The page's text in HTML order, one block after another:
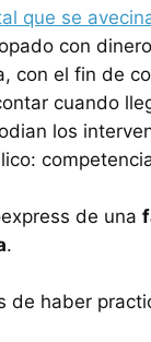
que se
con
con el fin de
cuando
los
de una
.
de haber